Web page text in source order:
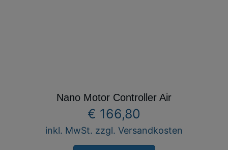
Nano Motor Controller Air
€ 166,80
inkl. MwSt. zzgl. Versandkosten